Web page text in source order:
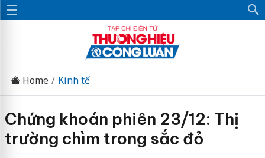
Home Kinh tế
Chứng khoán phiên 23/12: Thị
trường chìm trong sắc đỏ